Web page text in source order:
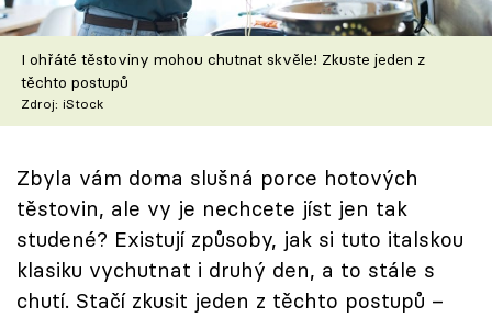
Speciál: Cuketa
Těhotnej kuchař
Přihlášení
Sledujte nás
I ohřáté těstoviny mohou chutnat skvěle! Zkuste jeden z
těchto postupů
Zdroj: iStock
Zbyla vám doma slušná porce hotových
těstovin, ale vy je nechcete jíst jen tak
studené? Existují způsoby, jak si tuto italskou
klasiku vychutnat i druhý den, a to stále s
chutí. Stačí zkusit jeden z těchto postupů –